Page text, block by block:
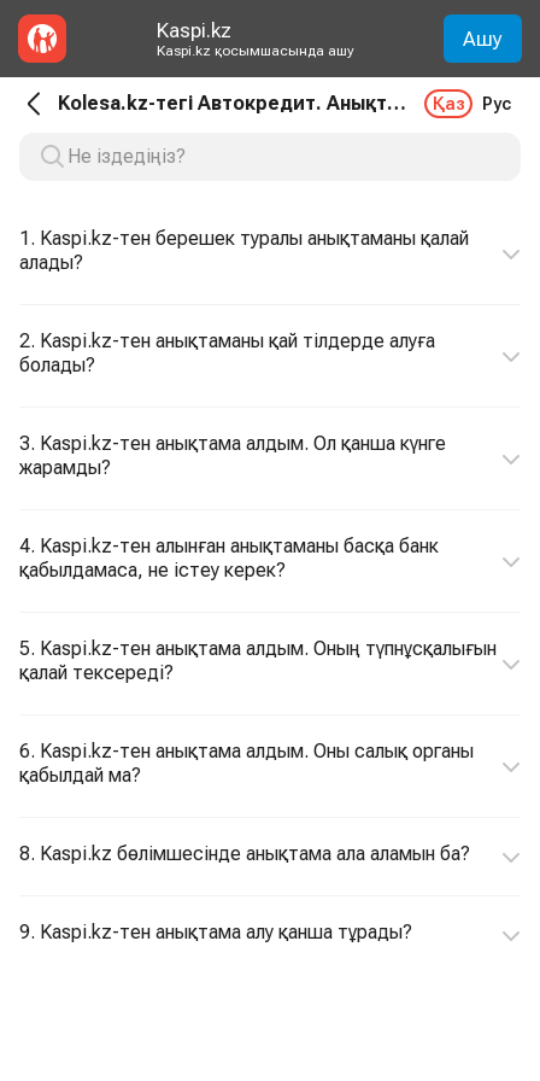
Kaspi.kz
Kaspi.kz қосымшасында ашу Ашу
Kolesa.kz-тегі Автокредит. Анықтамалар Қаз Рус
1. Kaspi.kz-тен берешек туралы анықтаманы қалай
алады?
2. Kaspi.kz-тен анықтаманы қай тілдерде алуға
болады?
3. Kaspi.kz-тен анықтама алдым. Ол қанша күнге
жарамды?
4. Kaspi.kz-тен алынған анықтаманы басқа банк
қабылдамаса, не істеу керек?
5. Kaspi.kz-тен анықтама алдым. Оның түпнұсқалығын
қалай тексереді?
6. Kaspi.kz-тен анықтама алдым. Оны салық органы
қабылдай ма?
8. Kaspi.kz бөлімшесінде анықтама ала аламын ба?
9. Kaspi.kz-тен анықтама алу қанша тұрады?